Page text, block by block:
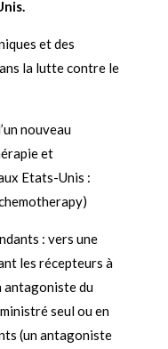
et des
la lutte contre le
nouveau
et
Etats-Unis :
: vers une
les récepteurs à
antagoniste du
seul ou en
(un antagoniste